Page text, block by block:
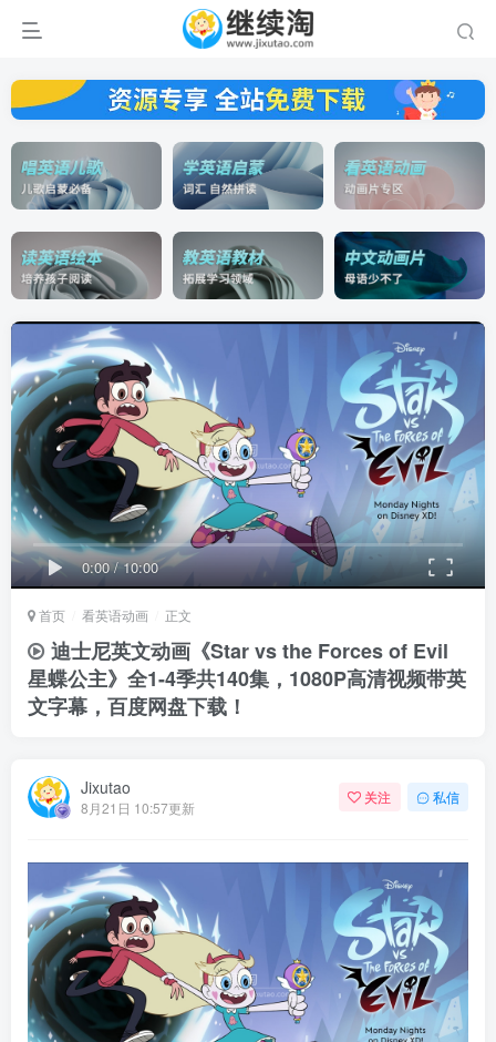
0:00/10:00
首页 看英语动画 正文
迪士尼英文动画《Star vs the Forces of Evil
星蝶公主》全1-4季共140集，1080P高清视频带英
文字幕，百度网盘下载！
Jixutao
8月21日 10:57更新
关注 私信